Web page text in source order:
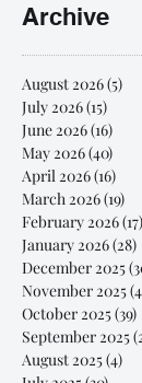
Archive
August 2026(5)
July 2026(15)
June 2026(16)
May 2026(40)
April 2026(16)
March 2026(19)
February 2026(17)
January 2026(28)
December 2025
November 2025
October 2025(39)
September 2025
August 2025(4)